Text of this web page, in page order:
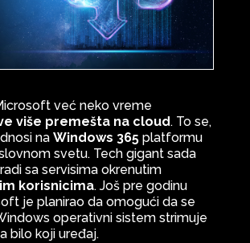
već neko vreme
više premešta na cloud. To se,
na Windows 365platformu
svetu. Tech gigant sada
sa servisima okrenutim
korisnicima. Još pre godinu
je planirao da omogući da se
operativni sistem strimuje
bilo koji uređaj.